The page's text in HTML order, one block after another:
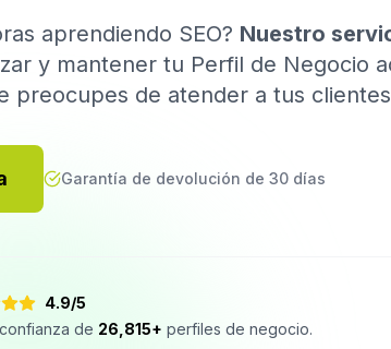
aprendiendo SEO? Nuestro
y mantener tu Perfil de Negocio
preocupes de atender a tus
Garantía de devolución de 30 días
4.9/5
de 26,815+ perfiles de negocio.